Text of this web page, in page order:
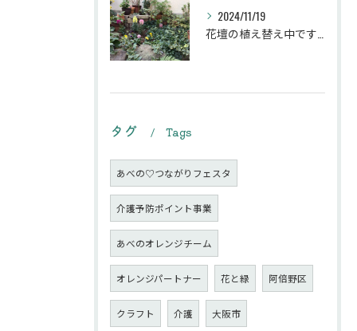
2024/11/19
タグ Tags
あべの♡つながりフェスタ
介護予防ポイント事業
あべのオレンジチーム
オレンジパートナー 花と緑 阿倍野区
クラフト 介護 大阪市